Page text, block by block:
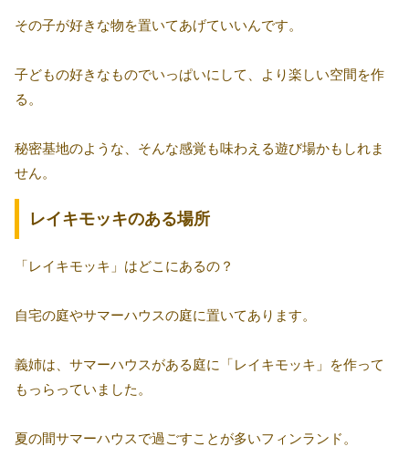
その子が好きな物を置いてあげていいんです。
子どもの好きなものでいっぱいにして、より楽しい空間を作
る。
秘密基地のような、そんな感覚も味わえる遊び場かもしれま
せん。
レイキモッキのある場所
「レイキモッキ」はどこにあるの？
自宅の庭やサマーハウスの庭に置いてあります。
義姉は、サマーハウスがある庭に「レイキモッキ」を作って
もっらっていました。
夏の間サマーハウスで過ごすことが多いフィンランド。